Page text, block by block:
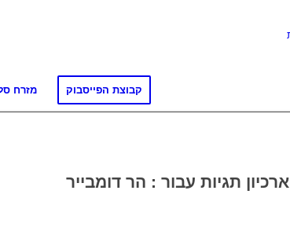
מזרח קבוצת הפייסבוק
ארכיון תגיות עבור : הר דומבייר